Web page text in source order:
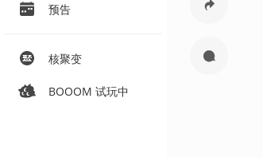
预告
核聚变
BOOOM 试玩中